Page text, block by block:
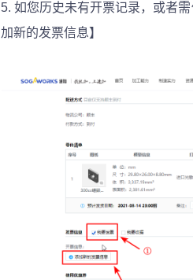
5. 如您历史未有开票记录，或者
加新的发票信息】